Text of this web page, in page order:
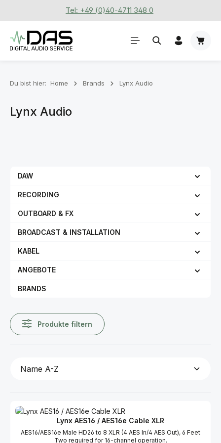
Zum Hauptinhalt springenTel: +49 (0)40-4711 348 0
Du bist hier: Home Brands Lynx Audio
Lynx Audio
DAW
RECORDING
OUTBOARD & FX
BROADCAST & INSTALLATION
KABEL
ANGEBOTE
BRANDS
Produkte filtern
Lynx AES16 / AES16e Cable XLR
AES16/AES16e Male HD26 to 8 XLR (4 AES In/4 AES Out), 6 Feet
Two required for 16-channel operation.